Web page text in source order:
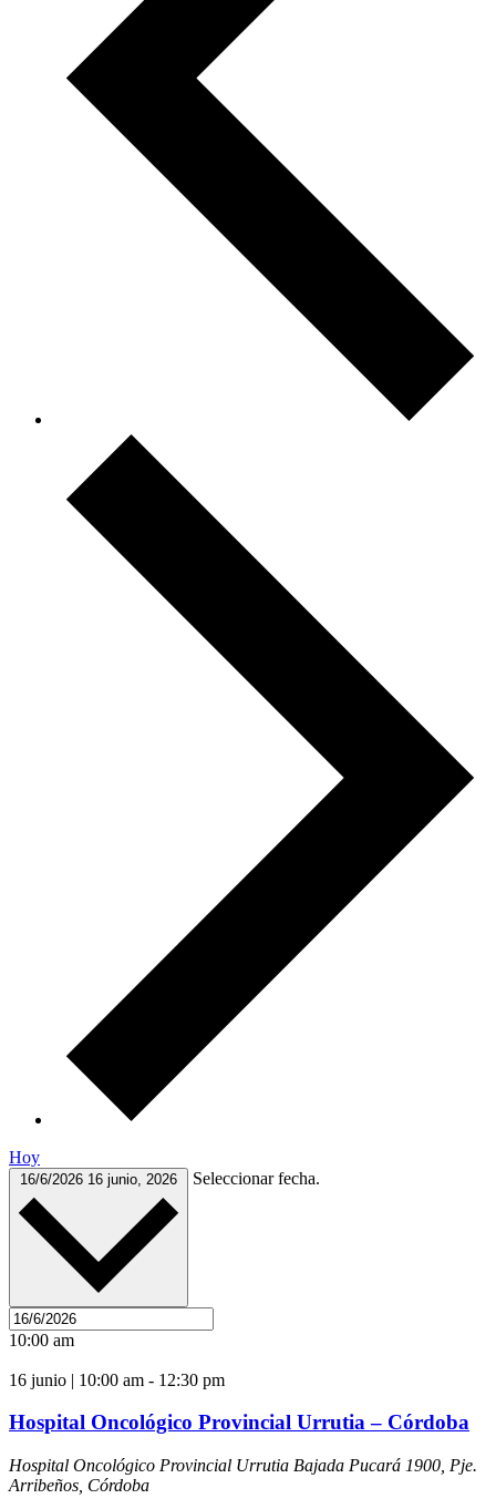
Hoy
16/6/2026 16 junio, 2026 Seleccionar fecha.
10:00 am
16 junio | 10:00 am - 12:30 pm
Hospital Oncológico Provincial Urrutia – Córdoba
Hospital Oncológico Provincial Urrutia Bajada Pucará 1900, Pje.
Arribeños, Córdoba